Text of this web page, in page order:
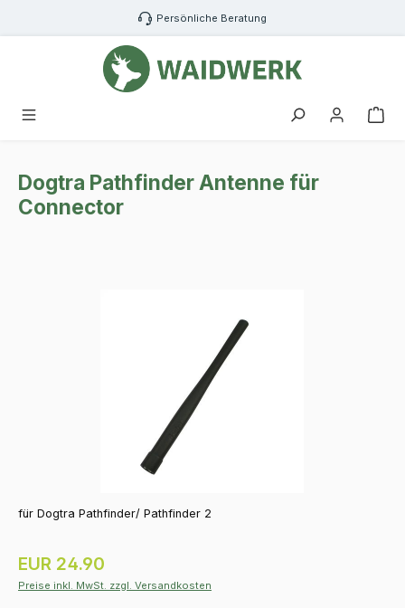
Zum Hauptinhalt springen Persönliche Beratung
Dogtra Pathfinder Antenne für
Connector
für Dogtra Pathfinder/ Pathfinder 2
Regulärer Preis:
EUR 24.90
Preise inkl. MwSt. zzgl. Versandkosten